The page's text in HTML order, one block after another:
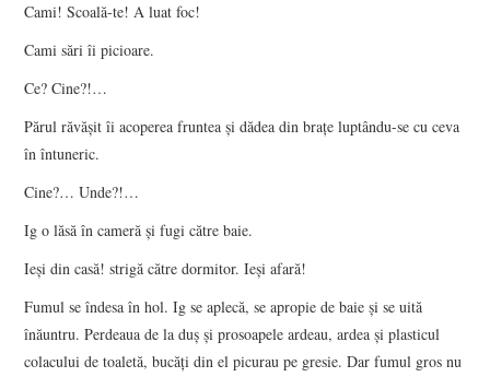
Cami! Scoală-te! A luat foc!
Cami sări îi picioare.
Ce? Cine?!…
Părul răvăşit îi acoperea fruntea şi dădea din braţe luptându-se cu ceva
în întuneric.
Cine?… Unde?!…
Ig o lăsă în cameră şi fugi către baie.
Ieşi din casă! strigă către dormitor. Ieşi afară!
Fumul se îndesa în hol. Ig se aplecă, se apropie de baie şi se uită
înăuntru. Perdeaua de la duş şi prosoapele ardeau, ardea şi plasticul
colacului de toaletă, bucăţi din el picurau pe gresie. Dar fumul gros nu